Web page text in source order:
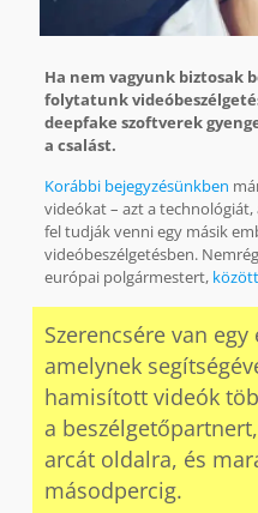
Ha nem vagyunk biztosak
folytatunk
deepfake szoftverek
a csalást.
Korábbi bejegyzésünkben
videókat – azt a technológiát,
fel tudják venni egy másik
videóbeszélgetésben.
európai polgármestert,
Szerencsére van
amelynek
hamisított videók
a
arcát oldalra, és
másodpercig.